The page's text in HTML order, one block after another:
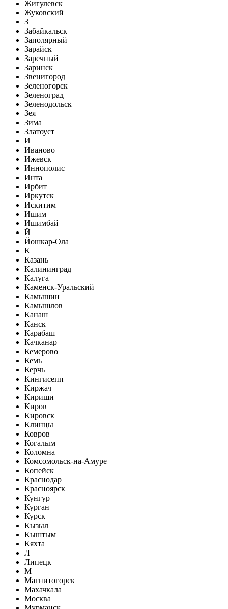
Жигулевск
Жуковский
З
Забайкальск
Заполярный
Зарайск
Заречный
Заринск
Звенигород
Зеленогорск
Зеленоград
Зеленодольск
Зея
Зима
Златоуст
И
Иваново
Ижевск
Иннополис
Инта
Ирбит
Иркутск
Искитим
Ишим
Ишимбай
Й
Йошкар-Ола
К
Казань
Калининград
Калуга
Каменск-Уральский
Камышин
Камышлов
Канаш
Канск
Карабаш
Качканар
Кемерово
Кемь
Керчь
Кингисепп
Киржач
Кириши
Киров
Кировск
Клинцы
Ковров
Когалым
Коломна
Комсомольск-на-Амуре
Копейск
Краснодар
Красноярск
Кунгур
Курган
Курск
Кызыл
Кыштым
Кяхта
Л
Липецк
М
Магнитогорск
Махачкала
Москва